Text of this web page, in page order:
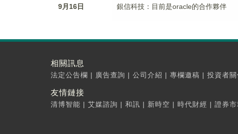
9月16日 銀信科技：目前是oracle的合作夥伴
相關訊息
法定公告欄 | 廣告查詢 | 公司介紹 | 專欄邀稿 | 投資者關
友情鏈接
清博智能 | 艾媒諮詢 | 和訊 | 新時空 | 時代財經 | 證券市